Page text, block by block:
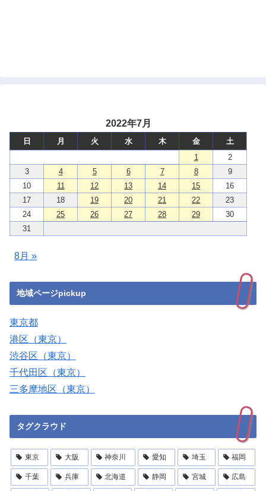
2022年7月
日 月 火 水 木 金
土
1
2
3
4 5 6 7 8
9
10
11 12 13 14 15
16
17
18 19 20 21 22
23
24
25 26 27 28 29
30
31
8月 »
地域ページpickup
東京都
港区（東京）
渋谷区（東京）
千代田区（東京）
三多摩地区（東京）
タグクラウド
東京 大阪 神奈川 愛知 埼玉 福岡
千葉 兵庫 北海道 静岡 宮城 広島